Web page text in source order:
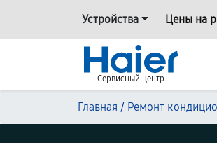
Устройства Цены на
Сервисный центр
Главная / Ремонт